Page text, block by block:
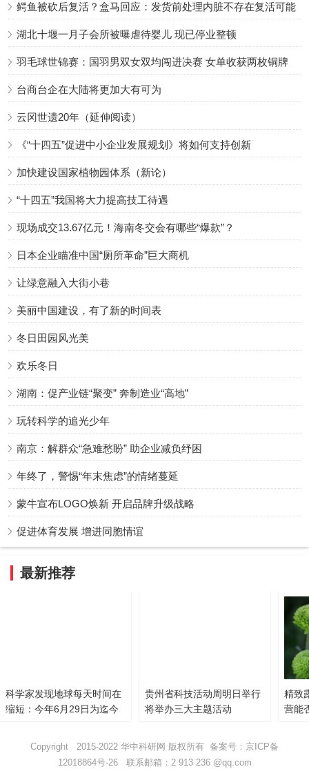
鳄鱼被砍后复活？盒马回应：发货前处理内脏不存在复活可能
湖北十堰一月子会所被曝虐待婴儿 现已停业整顿
羽毛球世锦赛：国羽男双女双均闯进决赛 女单收获两枚铜牌
台商台企在大陆将更加大有可为
云冈世遗20年（延伸阅读）
《“十四五”促进中小企业发展规划》将如何支持创新
加快建设国家植物园体系（新论）
“十四五”我国将大力提高技工待遇
现场成交13.67亿元！海南冬交会有哪些“爆款”？
日本企业瞄准中国“厕所革命”巨大商机
让绿意融入大街小巷
美丽中国建设，有了新的时间表
冬日田园风光美
欢乐冬日
湖南：促产业链“聚变” 奔制造业“高地”
玩转科学的追光少年
南京：解群众“急难愁盼” 助企业减负纾困
年终了，警惕“年末焦虑”的情绪蔓延
蒙牛宣布LOGO焕新 开启品牌升级战略
促进体育发展 增进同胞情谊
最新推荐
科学家发现地球每天时间在
缩短：今年6月29日为迄今
贵州省科技活动周明日举行
将举办三大主题活动
精致
营能
Copyright 2015-2022 华中科研网 版权所有 备案号： 京ICP备
12018864号-26联系邮箱：2 913 236 @qq.com